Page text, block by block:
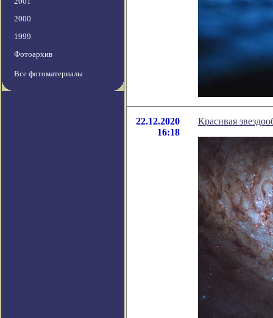
2000
1999
Фотоархив
Все фотоматериалы
22.12.2020
16:18
Красивая